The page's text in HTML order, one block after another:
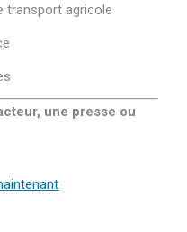
transport agricole
une presse ou